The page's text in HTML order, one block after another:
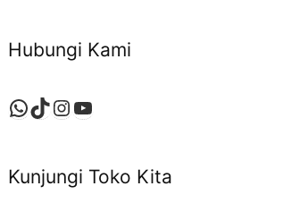
Hubungi Kami
WhatsApp
TikTok
Instagram
YouTube
Kunjungi Toko Kita